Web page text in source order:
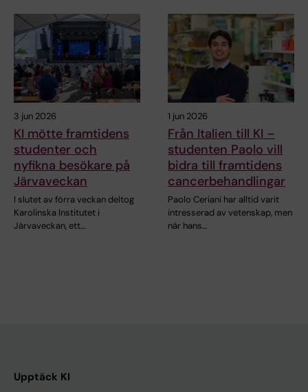
3 jun 2026
KI mötte framtidens
studenter och
nyfikna besökare på
Järvaveckan
I slutet av förra veckan deltog
Karolinska Institutet i
Järvaveckan, ett…
1 jun 2026
Från Italien till KI –
studenten Paolo vill
bidra till framtidens
cancerbehandlingar
Paolo Ceriani har alltid varit
intresserad av vetenskap, men
när hans…
Upptäck KI